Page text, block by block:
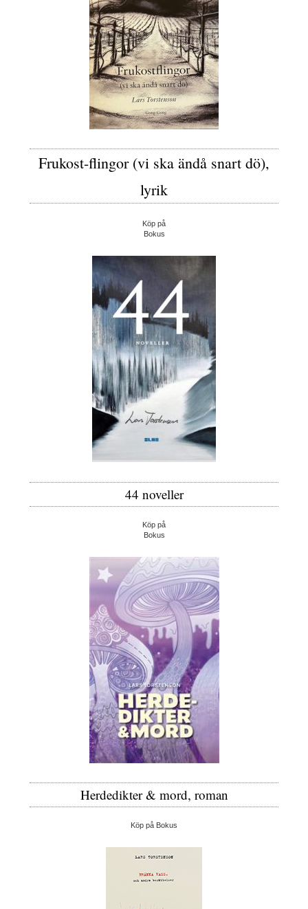
Frukost-flingor (vi ska ändå snart dö),
lyrik
Köp på
Bokus
44 noveller
Köp på
Bokus
Herdedikter & mord, roman
Köp på Bokus